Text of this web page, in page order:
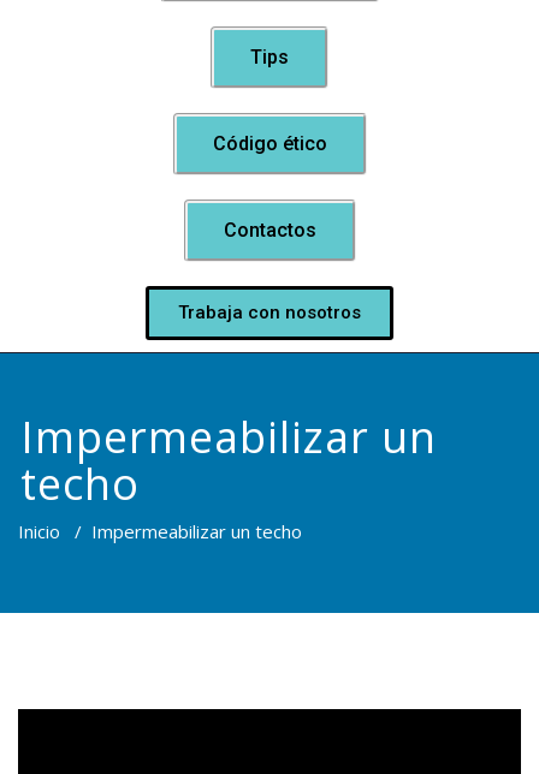
Tips
Código ético
Contactos
Trabaja con nosotros
Impermeabilizar un
techo
Inicio / Impermeabilizar un techo